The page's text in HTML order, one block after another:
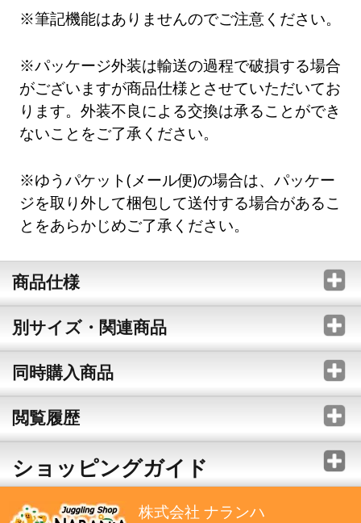
※筆記機能はありませんのでご注意ください。
※パッケージ外装は輸送の過程で破損する場合
がございますが商品仕様とさせていただいてお
ります。外装不良による交換は承ることができ
ないことをご了承ください。
※ゆうパケット(メール便)の場合は、パッケー
ジを取り外して梱包して送付する場合があるこ
とをあらかじめご了承ください。
商品仕様
別サイズ・関連商品
同時購入商品
閲覧履歴
ショッピングガイド
株式会社 ナランハ